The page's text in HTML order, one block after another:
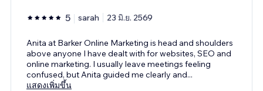
5 sarah 23 มิ.ย. 2569
Anita at Barker Online Marketing is head and shoulders
above anyone I have dealt with for websites, SEO and
online marketing. I usually leave meetings feeling
confused, but Anita guided me clearly and...
แสดงเพิ่มขึ้น